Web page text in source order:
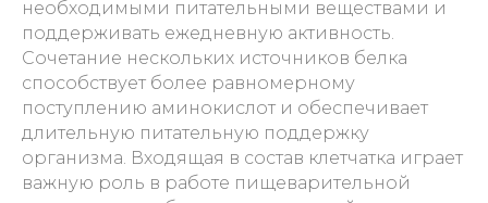
необходимыми питательными веществами и
поддерживать ежедневную активность.
Сочетание нескольких источников белка
способствует более равномерному
поступлению аминокислот и обеспечивает
длительную питательную поддержку
организма. Входящая в состав клетчатка играет
важную роль в работе пищеварительной